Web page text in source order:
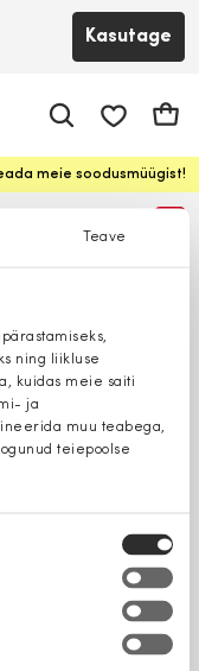
Teave
ning liikluse
kuidas meie saiti
ja
muu teabega,
teiepoolse
Kasutage
meie soodusmüügist!